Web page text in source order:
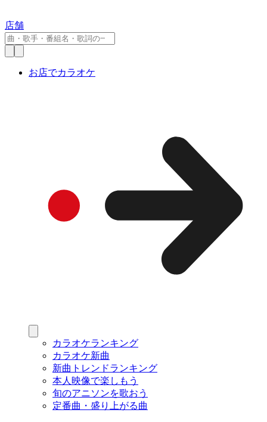
店舗
お店でカラオケ
カラオケランキング
カラオケ新曲
新曲トレンドランキング
本人映像で楽しもう
旬のアニソンを歌おう
定番曲・盛り上がる曲